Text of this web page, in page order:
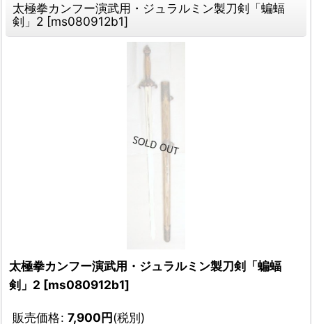
太極拳カンフー演武用・ジュラルミン製刀剣「蝙蝠
剣」2 [ms080912b1]
太極拳カンフー演武用・ジュラルミン製刀剣「蝙蝠
剣」2 [ms080912b1]
販売価格: 7,900円(税別)